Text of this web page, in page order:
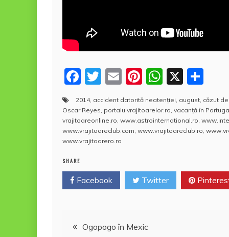
F
a
c
e
b
o
k
T
w
itt
er
E
m
ai
l
Pi
nt
er
e
W
h
at
s
p
X
a
rt
aj
z
ă
2014, accident datorită neatenţiei, august, căzut
Oscar Reyes, portalulvrajitoarelor.ro, vacanţă în
vrajitoareonline.ro, www.astrointernational.ro,
www.vrajitoareclub.com, www.vrajitoareclub.ro,
www.vrajitoarero.ro
SHARE
Facebook Twitter
Navigare
Ogopogo în Mexic